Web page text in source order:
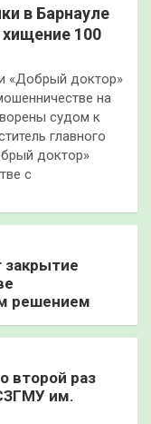
в Барнауле
100
«Добрый доктор»
на
судом к
главного
доктор»
с
закрытие
решением
второй раз
им.